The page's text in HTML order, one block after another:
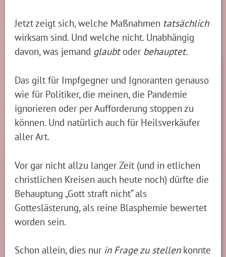
Jetzt zeigt sich, welche Maßnahmen tatsächlich
wirksam sind. Und welche nicht. Unabhängig
davon, was jemand glaubtoder behauptet.
Das gilt für Impfgegner und Ignoranten genauso
wie für Politiker, die meinen, die Pandemie
ignorieren oder per Aufforderung stoppen zu
können. Und natürlich auch für Heilsverkäufer
aller Art.
Vor gar nicht allzu langer Zeit (und in etlichen
christlichen Kreisen auch heute noch) dürfte die
Behauptung „Gott straft nicht“ als
Gotteslästerung, als reine Blasphemie bewertet
worden sein.
Schon allein, dies nur in Frage zu stellenkonnte